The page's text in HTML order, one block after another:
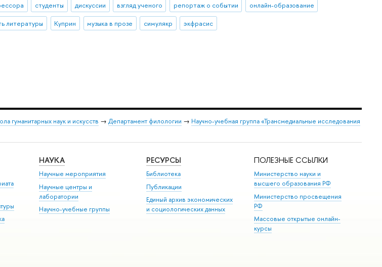
студенты дискуссии взгляд ученого репортаж о событии
онлайн-образование
литературы Куприн музыка в прозе симулякр экфрасис
гуманитарных наук и искусств → Департамент филологии → Научно-учебная группа «Трансмедиальные исследования
НАУКА
Научные мероприятия
Научные центры и
лаборатории
Научно-учебные группы
РЕСУРСЫ
Библиотека
Публикации
Единый архив экономических
и социологических данных
ПОЛЕЗНЫЕ ССЫЛКИ
Министерство науки и
высшего образования РФ
Министерство просвещения
РФ
Массовые открытые онлайн-
курсы